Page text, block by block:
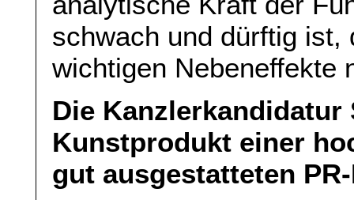
schwach und dürftig ist,
wichtigen Nebeneffekte
Die
Kunstprodukt einer
gut ausgestatteten